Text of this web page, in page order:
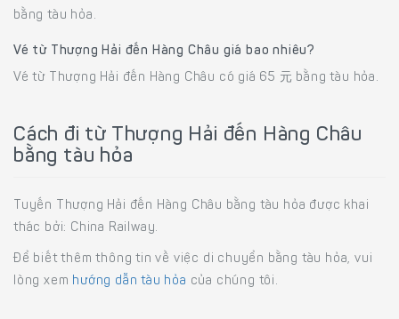
bằng tàu hỏa.
Vé từ Thượng Hải đến Hàng Châu giá bao nhiêu?
Vé từ Thượng Hải đến Hàng Châu có giá 65 元 bằng tàu hỏa.
Cách đi từ Thượng Hải đến Hàng Châu
bằng tàu hỏa
Tuyến Thượng Hải đến Hàng Châu bằng tàu hỏa được khai
thác bởi: China Railway.
Để biết thêm thông tin về việc di chuyển bằng tàu hỏa, vui
lòng xem hướng dẫn tàu hỏa của chúng tôi.